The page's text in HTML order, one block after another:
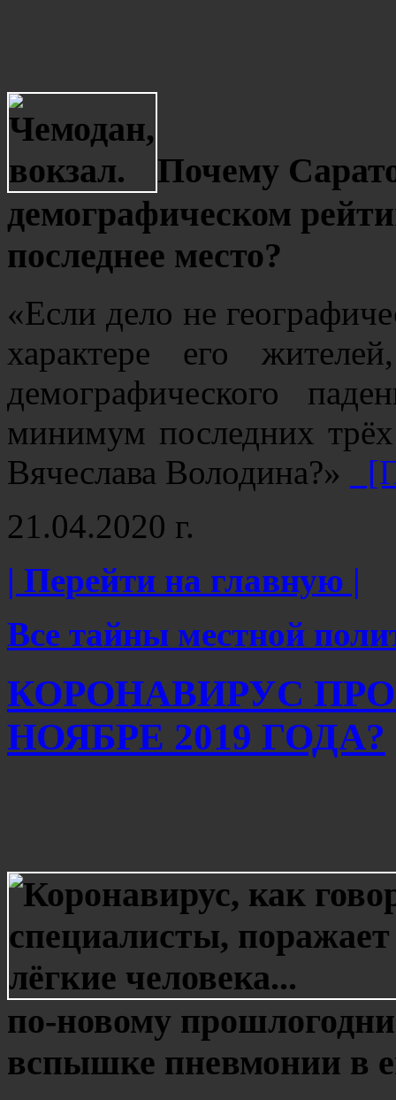
Почему
демографическом
последнее место?
«Если дело не
характере его
демографического
минимум последних
Вячеслава Володина?»
21.04.2020 г.
| Перейти на главную |
Все тайны местной
КОРОНАВИРУС
НОЯБРЕ 2019 ГОДА?
по-новому
вспышке пневмонии в